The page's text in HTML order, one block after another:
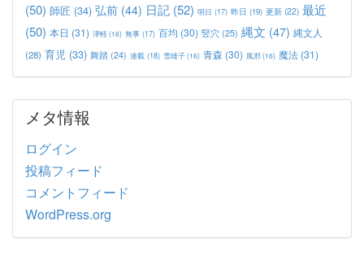
(50) 師匠 (34) 弘前 (44) 日記 (52) 明日 (17) 昨日 (19) 更新 (22) 最近
(50) 本日 (31) 津軽(16) 無事 (17) 百均 (30) 竪穴 (25) 縄文 (47) 縄文人
(28) 育児 (33) 舞踏 (24) 連載 (18) 雪雄子(16) 青森 (30) 風邪(16) 魔法 (31)
メタ情報
ログイン
投稿フィード
コメントフィード
WordPress.org